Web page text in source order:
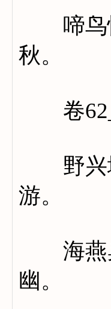
啼鸟惊
秋。
卷
野兴城
游。
海燕巢
幽。